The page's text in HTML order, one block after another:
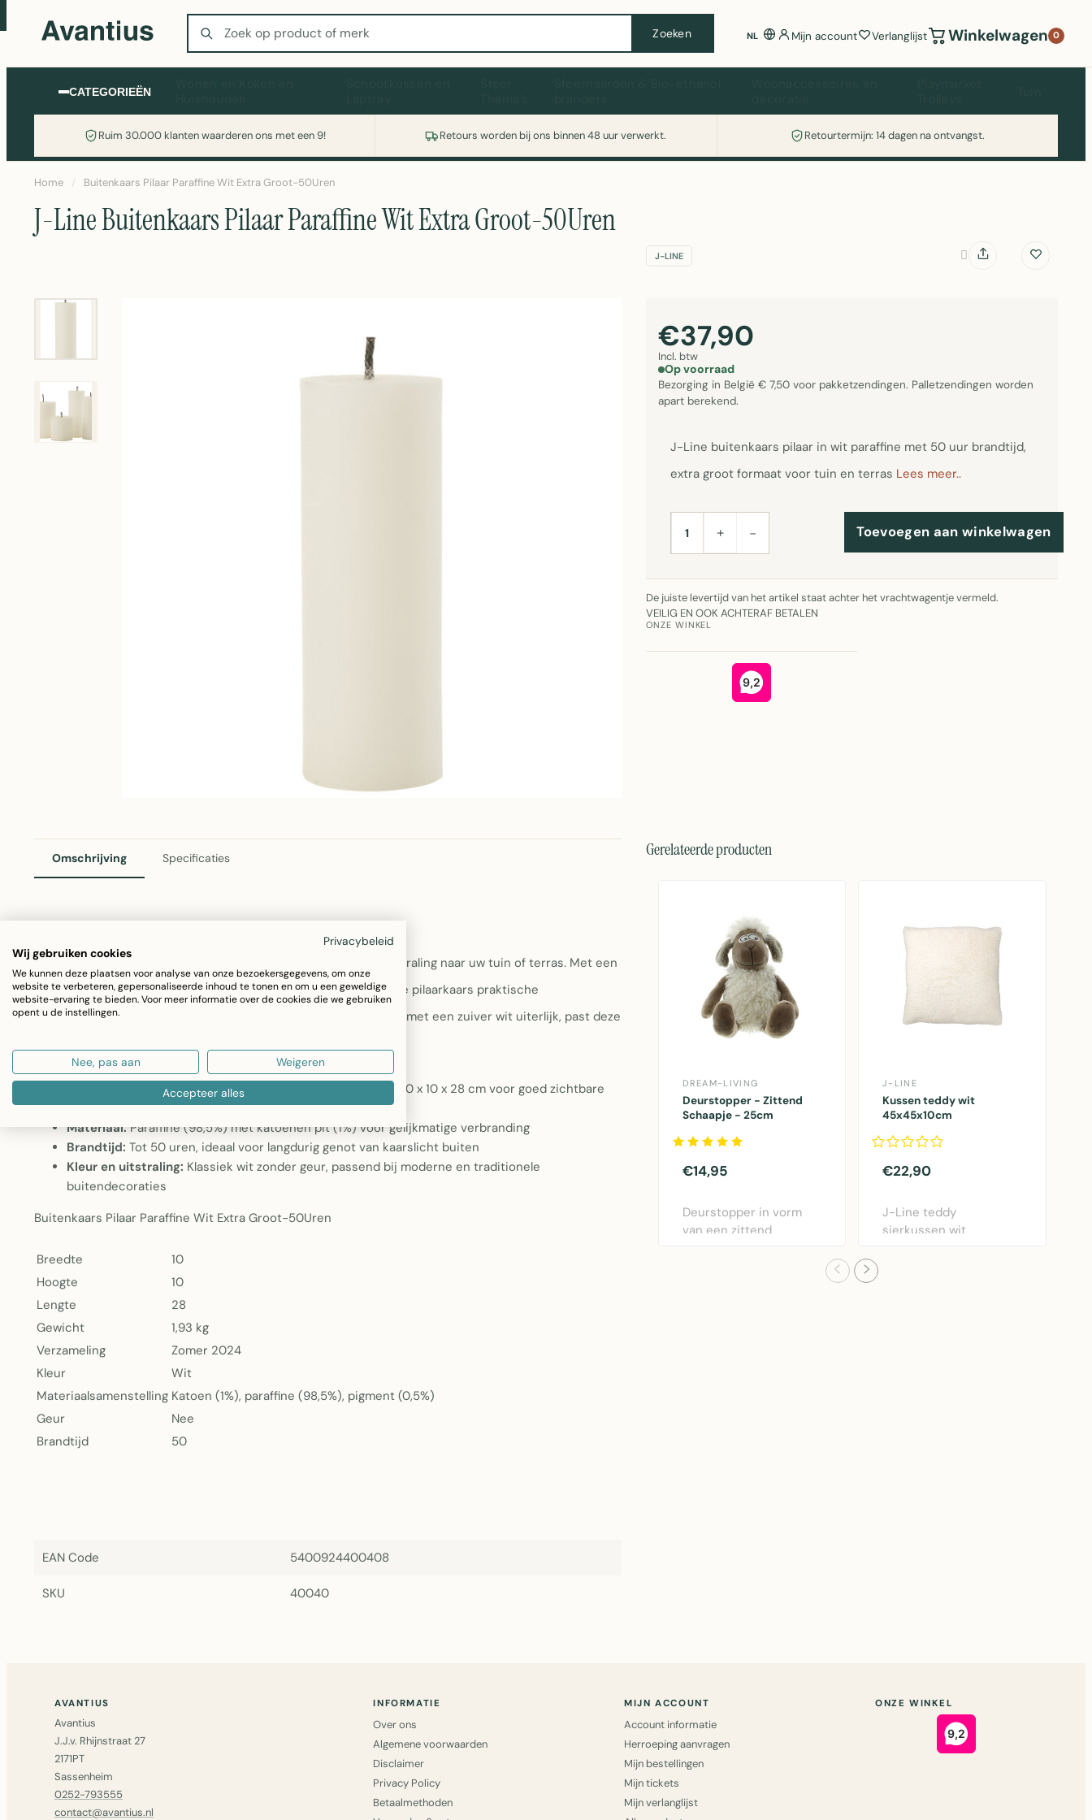
Zoeken
Zoeken NL Mijn account Verlanglijst Winkelwagen 0
CATEGORIEËN
Ruim 30.000 klanten waarderen ons met een 9! Retours worden bij ons binnen 48 uur verwerkt. Retourtermijn: 14 dagen na ontvangst.
Wasmachine of koelkast nodig? Vergelijk alle prijzen op Witgoedaanbod.nl
Home / Buitenkaars Pilaar Paraffine Wit Extra Groot-50Uren
J-Line Buitenkaars Pilaar Paraffine Wit Extra Groot-50Uren
J-LINE
€37,90
Incl. btw
Op voorraad
Bezorging in België € 7,50 voor pakketzendingen. Palletzendingen worden
apart berekend.
J-Line buitenkaars pilaar in wit paraffine met 50 uur brandtijd,
extra groot formaat voor tuin en terras Lees meer..
AANTAL+ − Toevoegen aan winkelwagen
De juiste levertijd van het artikel staat achter het vrachtwagentje vermeld.
VEILIG EN OOK ACHTERAF BETALEN
ONZE WINKEL
Omschrijving Specificaties
J-Line Buitenkaars Pilaar Paraffine Wit – 50 Uren Brandtijd
Deze buitenkaars van J-Line brengt een warm en sfeervolle uitstraling naar uw tuin of terras. Met een
brandtijd van 50 uren en een genereus formaat combineert deze pilaarkaars praktische
bruikbaarheid met decoratieve elegantie. Gemaakt van paraffine met een zuiver wit uiterlijk, past deze
Vorm en grootte:Pijlervormige kaars met afmetingen van 10 x 10 x 28 cm voor goed zichtbare
aanwezigheid
Materiaal:Paraffine (98,5%) met katoenen pit (1%) voor gelijkmatige verbranding
Brandtijd: Tot 50 uren, ideaal voor langdurig genot van kaarslicht buiten
Kleur en uitstraling: Klassiek wit zonder geur, passend bij moderne en traditionele
buitendecoraties
Buitenkaars Pilaar Paraffine Wit Extra Groot-50Uren
Breedte
10
Hoogte
10
Lengte
28
Gewicht
1,93 kg
Verzameling
Zomer 2024
Kleur
Wit
Materiaalsamenstelling Katoen (1%), paraffine (98,5%), pigment (0,5%)
Geur
Nee
Brandtijd
50
EAN Code 5400924400408
SKU 40040
Gerelateerde producten
DREAM-LIVING
Deurstopper - Zittend
Schaapje - 25cm
€14,95
Deurstopper in vorm
van een zittend
J-LINE
Kussen teddy wit
45x45x10cm
€22,90
J-Line teddy
sierkussen wit
AVANTIUS
Avantius
J.J.v. Rhijnstraat 27
2171PT
Sassenheim
0252-793555
contact@avantius.nl
INFORMATIE
Over ons
Algemene voorwaarden
Disclaimer
Privacy Policy
Betaalmethoden
MIJN ACCOUNT
Account informatie
Herroeping aanvragen
Mijn bestellingen
Mijn tickets
Mijn verlanglijst
ONZE WINKEL
Privacybeleid
Wij gebruiken cookies
We kunnen deze plaatsen voor analyse van onze bezoekersgegevens, om onze
website te verbeteren, gepersonaliseerde inhoud te tonen en om u een geweldige
website-ervaring te bieden. Voor meer informatie over de cookies die we gebruiken
opent u de instellingen.
Nee, pas aan Weigeren
Accepteer alles